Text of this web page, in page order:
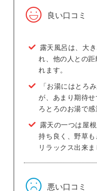
良い口コミ
露天風呂は、大
れ、他の人との距
れます。
「お湯にはとろ
が、あまり期待せ
ろとろのお湯で感
露天の一つは屋
持ち良く、野草も
リラックス出来ま
悪い口コミ